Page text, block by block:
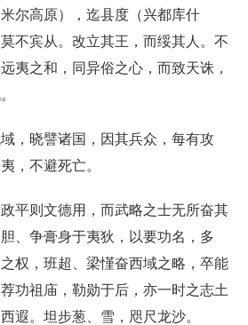
尔高原），迄县度（兴都库什
不宾从。改立其王，而绥其人。不
夷之和，同异俗之心，而致天诛，
，晓譬诸国，因其兵众，每有攻
，不避死亡。
平则文德用，而武略之士无所奋其
、争膏身于夷狄，以要功名，多
权，班超、梁慬奋西域之略，卒能
功祖庙，勒勋于后，亦一时之志土
遐。坦步葱、雪，咫尺龙沙。